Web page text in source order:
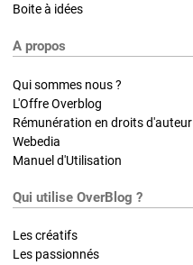
Boite à idées
A propos
Qui sommes nous ?
L'Offre Overblog
Rémunération en droits d'auteur
Webedia
Manuel d'Utilisation
Qui utilise OverBlog ?
Les créatifs
Les passionnés